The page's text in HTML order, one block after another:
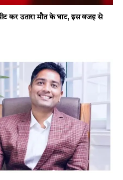
कर उतारा मौत के घाट, इस वजह से